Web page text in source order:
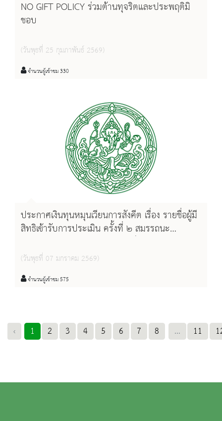
NO GIFT POLICY ร่วมต้านทุจริตและประพฤติมิ
ชอบ
(วันพุธที่ 25 กุมภาพันธ์ 2569)
จำนวนผู้เข้าชม 330
ประกาศเงินทุนหมุนเวียนการสังคีต เรื่อง รายชื่อผู้มี
สิทธิเข้ารับการประเมิน ครั้งที่ ๒ สมรรถนะ
ทุนหมุนเวียนการสังคีต สังกัดสำนักการสังคีต กรม
ศิลปากร
(วันพุธที่ 07 มกราคม 2569)
จำนวนผู้เข้าชม 575
‹ 1 2 3 4 5 6 7 8 ... 11